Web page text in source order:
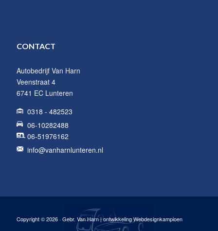
CONTACT
Autobedrijf Van Harn
Veenstraat 4
6741 EC Lunteren
0318 - 482523
06-10282488
06-51976162
info@vanharnlunteren.nl
Copyright © 2026 · Gebr. Van Harn | ontwikkeling Webdesignkampioen